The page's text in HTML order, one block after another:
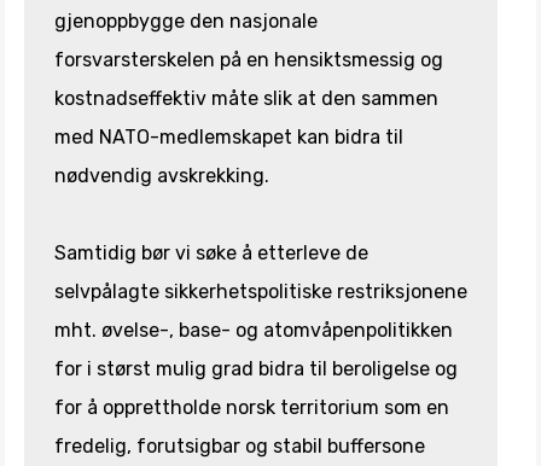
gjenoppbygge den nasjonale
forsvarsterskelen på en hensiktsmessig og
kostnadseffektiv måte slik at den sammen
med NATO-medlemskapet kan bidra til
nødvendig avskrekking.
Samtidig bør vi søke å etterleve de
selvpålagte sikkerhetspolitiske restriksjonene
mht. øvelse-, base- og atomvåpenpolitikken
for i størst mulig grad bidra til beroligelse og
for å opprettholde norsk territorium som en
fredelig, forutsigbar og stabil buffersone